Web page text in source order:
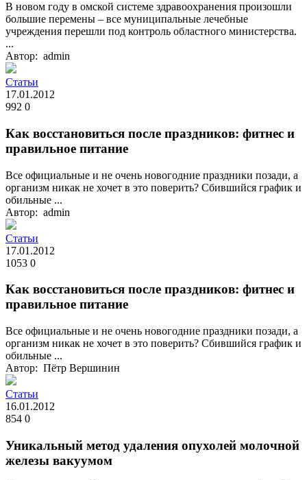
В новом году в омской системе здравоохранения произошли
большие перемены – все муниципальные лечебные
учреждения перешли под контроль областного министерства.
...
Автор: admin
Статьи
17.01.2012
992 0
Как восстановиться после праздников: фитнес и
правильное питание
Все официальные и не очень новогодние праздники позади, а
организм никак не хочет в это поверить? Сбившийся график и
обильные ...
Автор: admin
Статьи
17.01.2012
1053 0
Как восстановиться после праздников: фитнес и
правильное питание
Все официальные и не очень новогодние праздники позади, а
организм никак не хочет в это поверить? Сбившийся график и
обильные ...
Автор: Пётр Вершинин
Статьи
16.01.2012
854 0
Уникальный метод удаления опухолей молочной
железы вакуумом